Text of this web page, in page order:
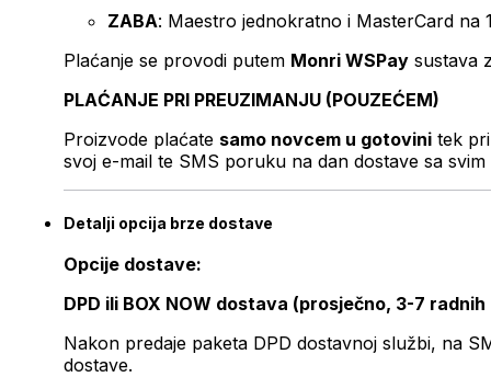
ZABA: Maestro jednokratno i MasterCard na
Plaćanje se provodi putem Monri WSPay sustava
PLAĆANJE PRI PREUZIMANJU (POUZEĆEM)
Proizvode plaćate samo novcem u gotovini tek
svoj e-mail te SMS poruku na dan dostave sa svim
Detalji opcija brze dostave
Opcije dostave:
DPD ili BOX NOW dostava (prosječno, 3-7 radnih
Nakon predaje paketa DPD dostavnoj službi, na
dostave.